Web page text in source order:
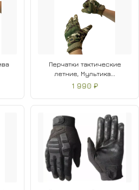
Перчатки тактические
летние, Мультика...
1 990 ₽